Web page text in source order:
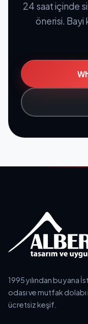
24 saat içinde
önerisi.
1995 yılından bu yana
odası ve mutfak
ücretsiz keşif.